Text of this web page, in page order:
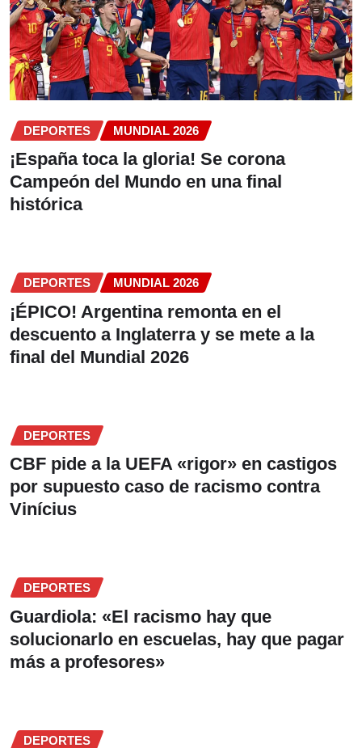
DEPORTES MUNDIAL 2026
¡España toca la gloria! Se corona
Campeón del Mundo en una final
histórica
DEPORTES MUNDIAL 2026
¡ÉPICO! Argentina remonta en el
descuento a Inglaterra y se mete a la
final del Mundial 2026
DEPORTES
CBF pide a la UEFA «rigor» en castigos
por supuesto caso de racismo contra
Vinícius
DEPORTES
Guardiola: «El racismo hay que
solucionarlo en escuelas, hay que pagar
más a profesores»
DEPORTES